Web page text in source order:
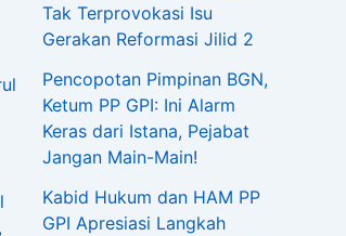
Tak Terprovokasi Isu
Gerakan Reformasi Jilid 2
Pencopotan Pimpinan BGN,
Ketum PP GPI: Ini Alarm
Keras dari Istana, Pejabat
Jangan Main-Main!
Kabid Hukum dan HAM PP
GPI Apresiasi Langkah